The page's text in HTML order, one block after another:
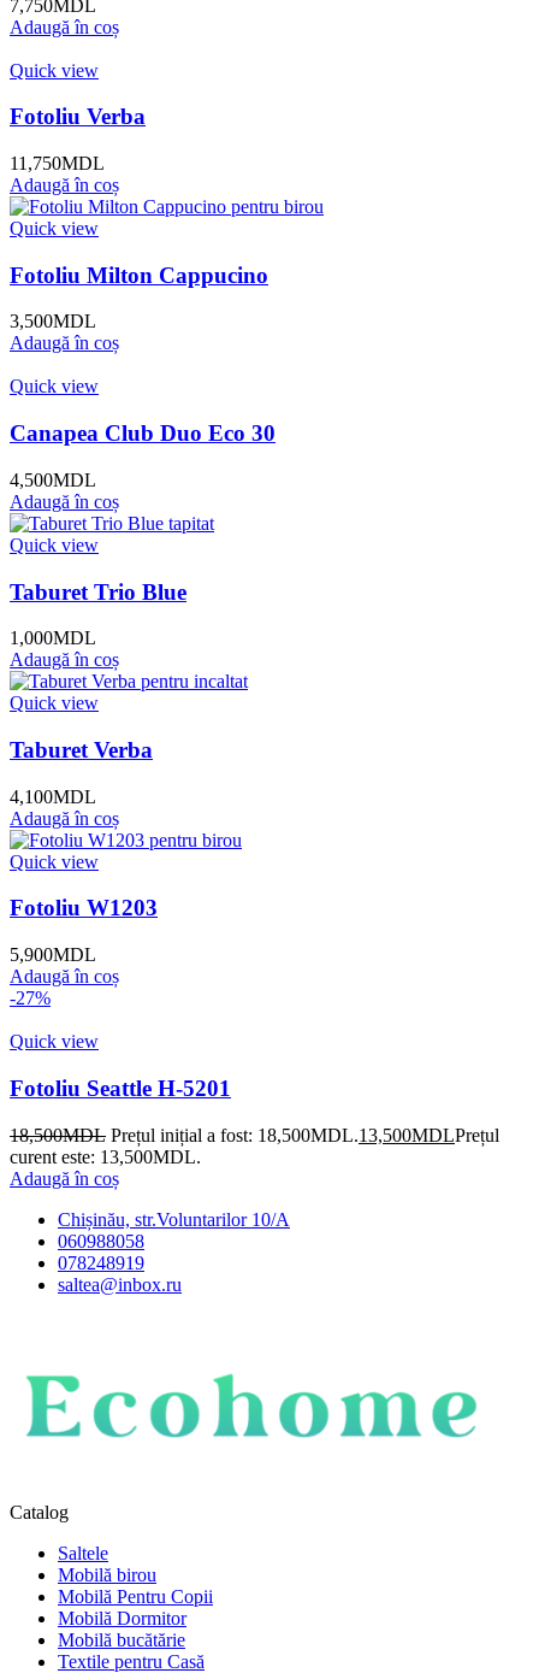
7,750MDL
Adaugă în coș
Quick view
Fotoliu Verba
11,750MDL
Adaugă în coș
Quick view
Fotoliu Milton Cappucino
3,500MDL
Adaugă în coș
Quick view
Canapea Club Duo Eco 30
4,500MDL
Adaugă în coș
Quick view
Taburet Trio Blue
1,000MDL
Adaugă în coș
Quick view
Taburet Verba
4,100MDL
Adaugă în coș
Quick view
Fotoliu W1203
5,900MDL
Adaugă în coș
-27%
Quick view
Fotoliu Seattle H-5201
18,500MDL Prețul inițial a fost: 18,500MDL.13,500MDLPrețul
curent este: 13,500MDL.
Adaugă în coș
Chișinău, str.Voluntarilor 10/A
060988058
078248919
saltea@inbox.ru
Catalog
Saltele
Mobilă birou
Mobilă Pentru Copii
Mobilă Dormitor
Mobilă bucătărie
Textile pentru Casă